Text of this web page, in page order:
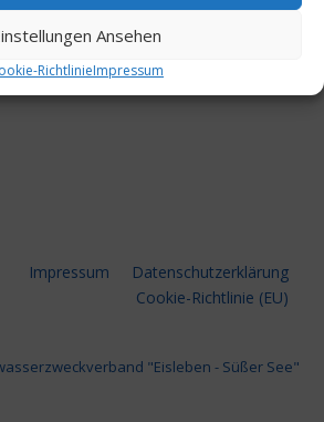
Ansehen
RichtlinieImpressum
Impressum
Datenschutzerklärung
Cookie-Richtlinie (EU)
"Eisleben - Süßer See"